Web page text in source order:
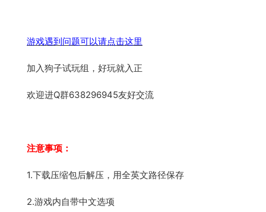
游戏遇到问题可以请点击这里
加入狗子试玩组，好玩就入正
欢迎进Q群638296945友好交流
注意事项：
1.下载压缩包后解压，用全英文路径保存
2.游戏内自带中文选项